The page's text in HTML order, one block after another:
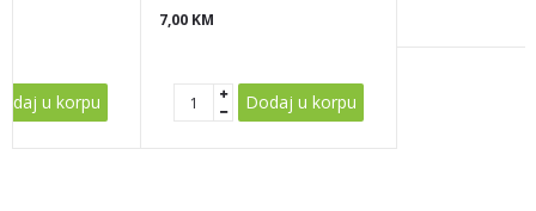
u korpu
7,00 KM
Dodaj u korpu